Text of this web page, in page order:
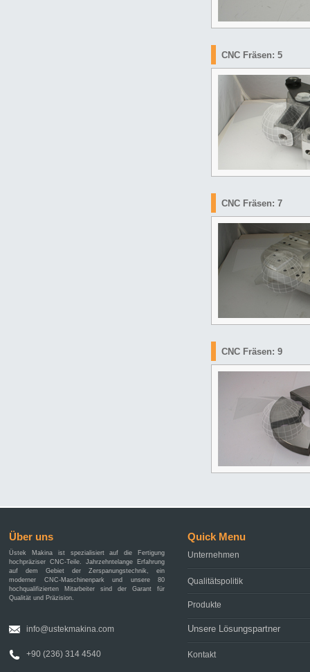
CNC Fräsen: 5
CNC Fräsen: 7
CNC Fräsen: 9
Über uns
Üstek Makina ist spezialisiert auf die Fertigung
hochpräziser CNC-Teile. Jahrzehntelange Erfahrung
auf dem Gebiet der Zerspanungstechnik, ein
moderner CNC-Maschinenpark und unsere 80
hochqualifizierten Mitarbeiter sind der Garant für
Qualität und Präzision.
info@ustekmakina.com
+90 (236) 314 4540
Quick Menu
Unternehmen
Qualitätspolitik
Produkte
Unsere Lösungspartner
Kontakt